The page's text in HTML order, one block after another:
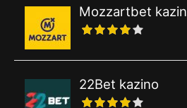
Mozzartbet
22Bet kazino